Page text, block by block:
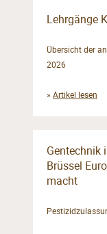
Lehrgänge
Übersicht der
2026
» Artikel lesen
Gentechnik
Brüssel
macht